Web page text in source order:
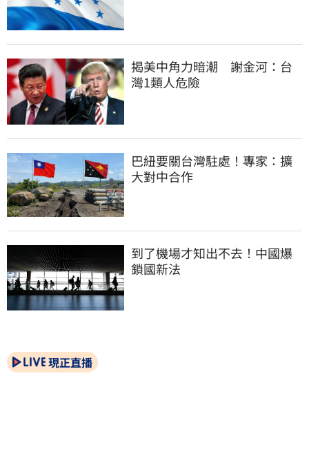
揭美中角力暗潮　謝金河：台
灣1類人危險
巴紐要關台灣駐處！專家：擴
大對中合作
到了機場才知出不去！中國爆
鎖國新法
現正直播